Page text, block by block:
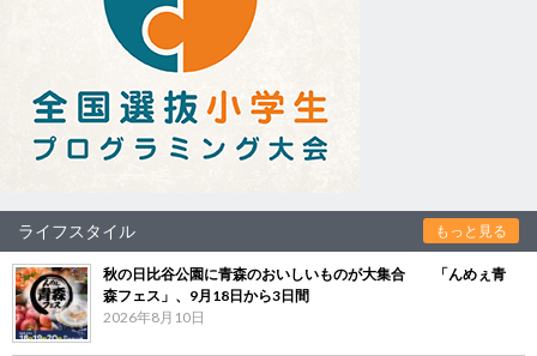
ライフスタイル もっと見る
秋の日比谷公園に青森のおいしいものが大集合 「んめぇ青
森フェス」、9月18日から3日間
2026年8月10日